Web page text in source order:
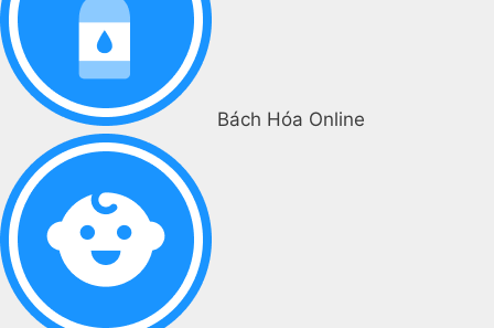
Bách Hóa Online